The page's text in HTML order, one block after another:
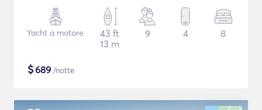
Yacht a motore
43 ft
13 m
9 4 8
$689 /notte